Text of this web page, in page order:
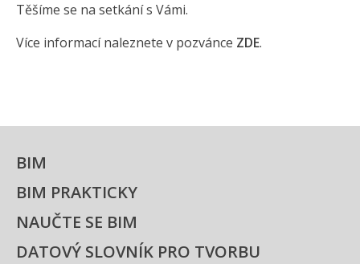
Těšíme se na setkání s Vámi.
Více informací naleznete v pozvánce ZDE.
BIM
BIM PRAKTICKY
NAUČTE SE BIM
DATOVÝ SLOVNÍK PRO TVORBU